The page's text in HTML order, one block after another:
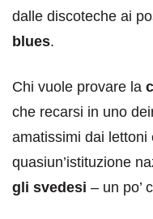
dalle discoteche ai
blues.
Chi vuole provare la
che recarsi in uno
amatissimi dai lettoni
quasiun’istituzione
gli svedesi – un po’